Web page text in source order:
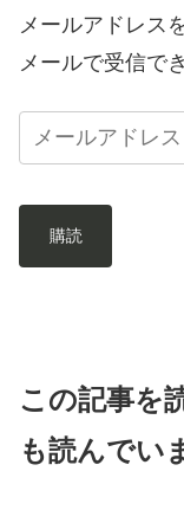
メールアドレス
メールで受信で
購読
この記事を
も読んでい